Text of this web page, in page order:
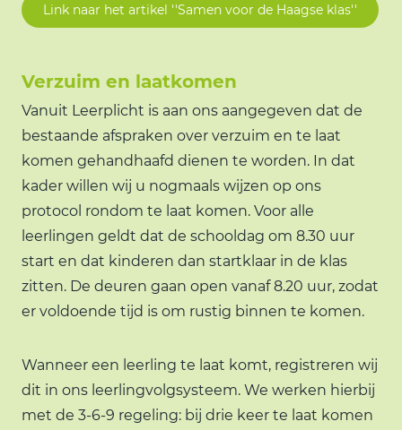
Link naar het artikel ''Samen voor de Haagse klas''
Verzuim en laatkomen
Vanuit Leerplicht is aan ons aangegeven dat de
bestaande afspraken over verzuim en te laat
komen gehandhaafd dienen te worden. In dat
kader willen wij u nogmaals wijzen op ons
protocol rondom te laat komen. Voor alle
leerlingen geldt dat de schooldag om 8.30 uur
start en dat kinderen dan startklaar in de klas
zitten. De deuren gaan open vanaf 8.20 uur, zodat
er voldoende tijd is om rustig binnen te komen.
Wanneer een leerling te laat komt, registreren wij
dit in ons leerlingvolgsysteem. We werken hierbij
met de 3-6-9 regeling: bij drie keer te laat komen